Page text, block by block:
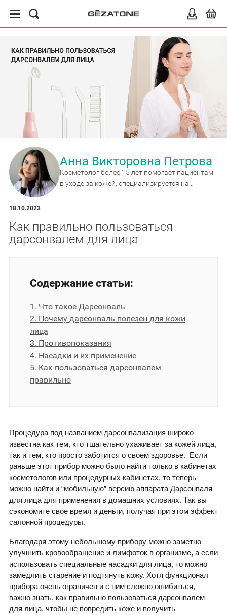
Анна Викторовна Петрова
Косметолог более 15 лет помогает пациентам
в уходе за кожей, специализируется на
18.10.2023
Как правильно пользоваться
дарсонвалем для лица
Содержание статьи:
1. Что такое Дарсонваль
2. Почему дарсонваль полезен для кожи
лица
3. Противопоказания
4. Насадки и их применение
5. Как пользоваться дарсонвалем
правильно
Процедура под названием дарсонвализация широко
известна как тем, кто тщательно ухаживает за кожей лица,
так и тем, кто просто заботится о своем здоровье. Если
раньше этот прибор можно было найти только в кабинетах
косметологов или процедурных кабинетах, то теперь
можно найти и “мобильную” версию аппарата Дарсонваля
для лица для применения в домашних условиях. Так вы
сэкономите свое время и деньги, получая при этом эффект
салонной процедуры.
Благодаря этому небольшому прибору можно заметно
улучшить кровообращение и лимфоток в организме, а если
использовать специальные насадки для лица, то можно
замедлить старение и подтянуть кожу. Хотя функционал
прибора очень ограничен и с ним сложно ошибиться,
важно знать, как правильно пользоваться дарсонвалем
для лица, чтобы не повредить коже и получить